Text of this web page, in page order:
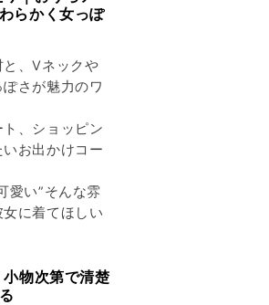
らかく女っぽ
、Vネックや
さが魅力のワ
、ショッピン
お出かけコー
愛い”そんな雰
に着てほしい
物次第で清楚